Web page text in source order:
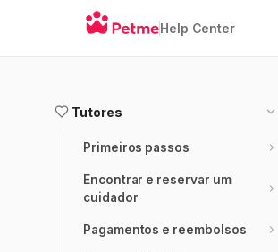
Help Center
Tutores
Primeiros passos
Encontrar e reservar um
cuidador
Pagamentos e reembolsos